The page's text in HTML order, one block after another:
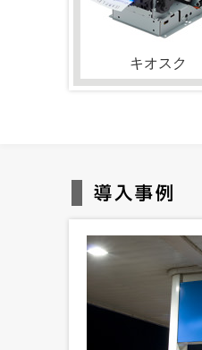
キオスク